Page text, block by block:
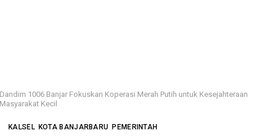
Dandim 1006 Banjar Fokuskan Koperasi Merah Putih untuk Kesejahteraan
Masyarakat Kecil
KALSEL KOTA BANJARBARU PEMERINTAH